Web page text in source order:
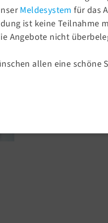
Turnen
Gerätturnen
von 1858
Meldesystem für das
ist keine Teilnahme
Angebote nicht
allen eine schöne